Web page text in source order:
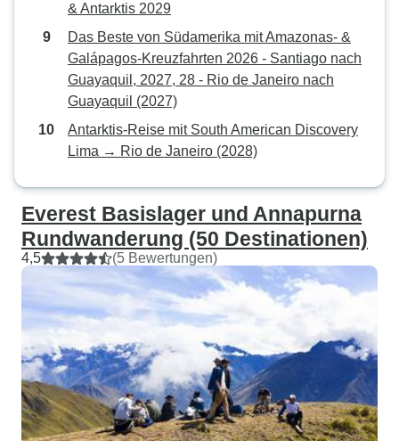
& Antarktis 2029
Das Beste von Südamerika mit Amazonas- &
Galápagos-Kreuzfahrten 2026 - Santiago nach
Guayaquil, 2027, 28 - Rio de Janeiro nach
Guayaquil (2027)
Antarktis-Reise mit South American Discovery
Lima → Rio de Janeiro (2028)
Everest Basislager und Annapurna
Rundwanderung (50 Destinationen)
4,5 (5 Bewertungen)